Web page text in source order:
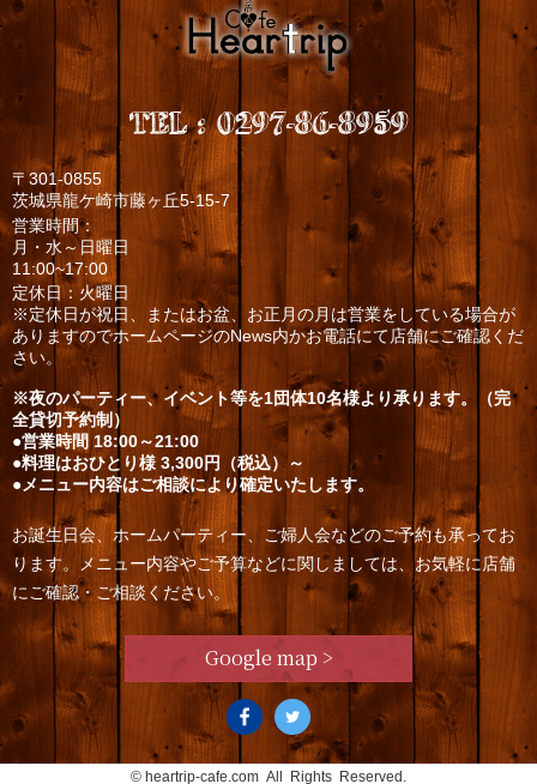
TEL:0297-86-8959
〒301-0855
茨城県龍ケ崎市藤ヶ丘5-15-7
営業時間：
月・水～日曜日
11:00~17:00
定休日：火曜日
※定休日が祝日、またはお盆、お正月の月は営業をしている場合が
ありますのでホームページのNews内かお電話にて店舗にご確認くだ
さい。
※夜のパーティー、イベント等を1団体10名様より承ります。（完
全貸切予約制）
●営業時間 18:00～21:00
●料理はおひとり様 3,300円（税込）～
●メニュー内容はご相談により確定いたします。
お誕生日会、ホームパーティー、ご婦人会などのご予約も承ってお
ります。メニュー内容やご予算などに関しましては、お気軽に店舗
にご確認・ご相談ください。
Google map >
© heartrip-cafe.com All Rights Reserved.